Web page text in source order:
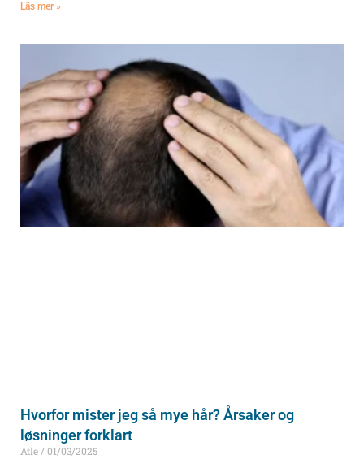
Läs mer »
Hvorfor mister jeg så mye hår? Årsaker og
løsninger forklart
Atle 01/03/2025